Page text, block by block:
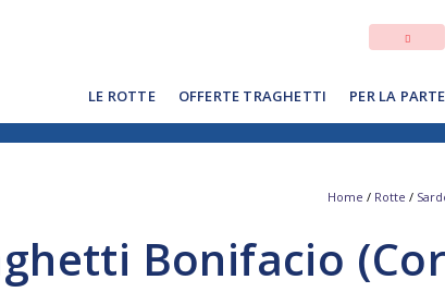
LE ROTTE OFFERTE TRAGHETTI PER LA
Home / Rotte /
Bonifacio